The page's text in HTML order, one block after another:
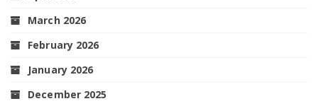
March 2026
February 2026
January 2026
December 2025